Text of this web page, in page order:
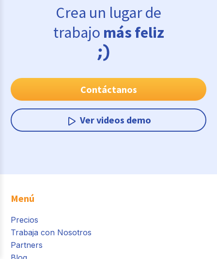
Crea un lugar de
trabajo más feliz
Contáctanos
Ver videos demo
Menú
Precios
Trabaja con Nosotros
Partners